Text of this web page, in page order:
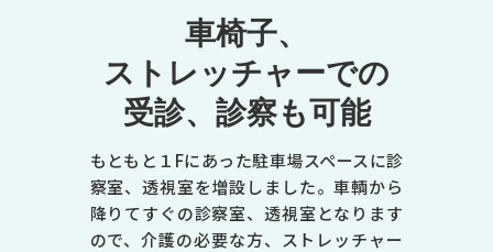
エムセラについて
マイシグナルについて
男性不妊・精液検査
よくある質問
オンライン診療のご案内
月
水
木
車椅子、
ストレッチャーでの
受診、診察も可能
もともと１Fにあった駐車場スペースに診
察室、透視室を増設しました。車輌から
降りてすぐの診察室、透視室となります
ので、介護の必要な方、ストレッチャー